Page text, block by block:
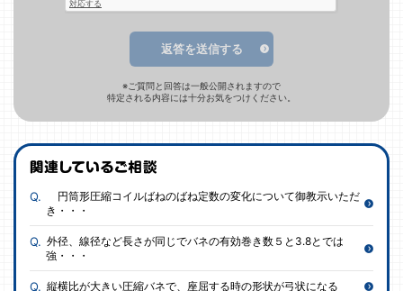
返答を送信する
※ご質問と回答は一般公開されますので
特定される内容には十分お気をつけください。
円筒形圧縮コイルばねのばね定数の変化について御教示いただ
き・・・
外径、線径など長さが同じでバネの有効巻き数５と3.8とでは
強・・・
縦横比が大きい圧縮バネで、座屈する時の形状が弓状になる